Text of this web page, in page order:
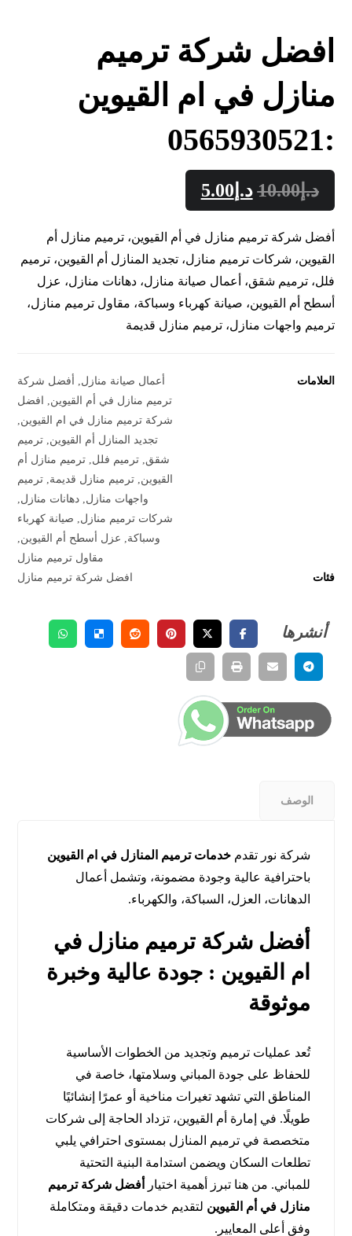
افضل شركة ترميم
منازل في ام القيوين
:0565930521
د.إ10.00 د.إ 5.00
أفضل شركة ترميم منازل في أم القيوين، ترميم منازل أم
القيوين، شركات ترميم منازل، تجديد المنازل أم القيوين، ترميم
فلل، ترميم شقق، أعمال صيانة منازل، دهانات منازل، عزل
أسطح أم القيوين، صيانة كهرباء وسباكة، مقاول ترميم منازل،
ترميم واجهات منازل، ترميم منازل قديمة
العلامات أعمال صيانة منازل
أفضل شركة
ترميم منازل في أم القيوين
افضل
شركة ترميم منازل في ام القيوين
تجديد المنازل أم القيوين ترميم
شقق ترميم فلل ترميم منازل أم
القيوين ترميم منازل قديمة ترميم
واجهات منازل دهانات منازل
شركات ترميم منازل
صيانة كهرباء
وسباكة
عزل أسطح أم القيوين
مقاول ترميم منازل
فئات
افضل شركة ترميم منازل
الوصف
شركة نور تقدمخدمات ترميم المنازل في ام القيوين
باحترافية عالية وجودة مضمونة، وتشمل أعمال
الدهانات، العزل، السباكة، والكهرباء.
أفضل شركة ترميم منازل في
ام القيوين : جودة عالية وخبرة
موثوقة
تُعد عمليات ترميم وتجديد من الخطوات الأساسية
للحفاظ على جودة المباني وسلامتها، خاصة في
المناطق التي تشهد تغيرات مناخية أو عمرًا إنشائيًا
طويلًا. في إمارة أم القيوين، تزداد الحاجة إلى شركات
متخصصة في ترميم المنازل بمستوى احترافي يلبي
تطلعات السكان ويضمن استدامة البنية التحتية
للمباني. من هنا تبرز أهمية اختيار
أفضل شركة ترميم
منازل في أم القيوين لتقديم خدمات دقيقة ومتكاملة
وفق أعلى المعايير.